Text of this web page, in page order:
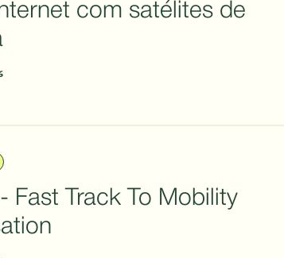
com satélites de
Fast Track To Mobility